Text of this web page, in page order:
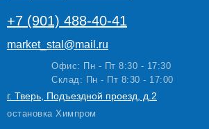
+7 (901) 488-40-41
Офис: Пн - Пт 8:30 - 17:30
Склад: Пн - Пт 8:30 - 17:00
остановка Химпром
market_stal@mail.ru
г. Тверь, Подъездной проезд, д.2